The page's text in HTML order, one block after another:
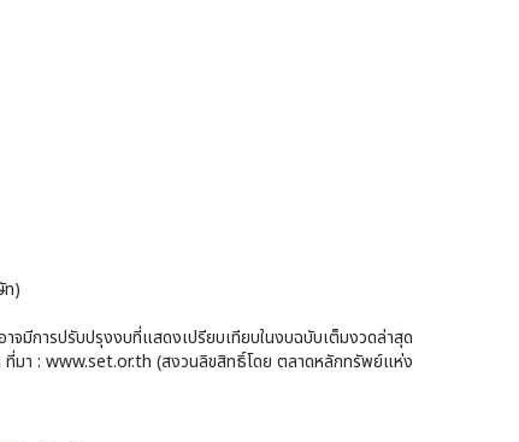
ท)
จมีการปรับปรุงงบที่แสดงเปรียบเทียบในงบฉบับเต็มงวดล่าสุด
ที่มา : www.set.or.th (สงวนลิขสิทธิ์โดย ตลาดหลักทรัพย์แห่ง